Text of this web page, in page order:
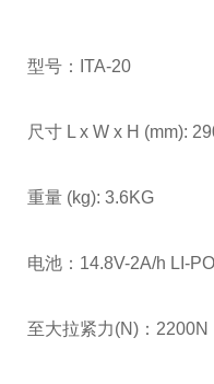
型号：ITA-20
尺寸 L x W x H (mm):
重量 (kg): 3.6KG
电池：14.8V-2A/h LI-PO
至大拉紧力(N)：2200N